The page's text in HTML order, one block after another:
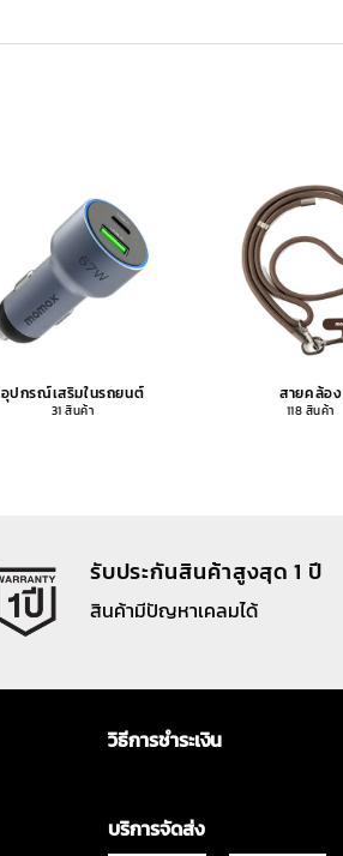
อุปกรณ์เสริมในรถยนต์
31 สินค้า
สายคล้อง
118 สินค้า
รับประกันสินค้าสูงสุด 1 ปี
สินค้ามีปัญหาเคลมได้
วิธีการชำระเงิน
บริการจัดส่ง